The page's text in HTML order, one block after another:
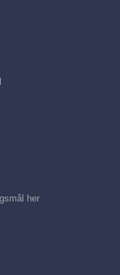
her